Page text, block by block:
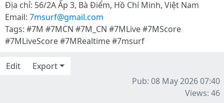
Địa chỉ: 56/2A Ấp 3, Bà Điểm, Hồ Chí Minh, Việt Nam
Email: 7msurf@gmail.com
Tags: #7M #7MCN #7M_CN #7MLive #7MScore
#7MLiveScore #7MRealtime #7msurf
Edit
Export
Pub: 08 May 2026 07:40
Views: 46